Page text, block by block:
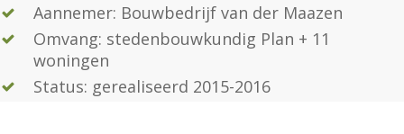
Aannemer: Bouwbedrijf van der Maazen
Omvang: stedenbouwkundig Plan + 11
woningen
Status: gerealiseerd 2015-2016